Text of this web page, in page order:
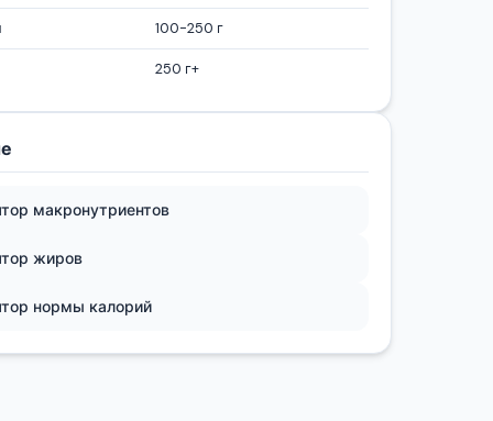
100-250 г
250 г+
макронутриентов
жиров
нормы калорий